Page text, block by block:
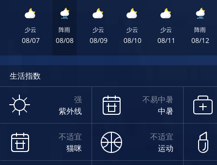
少云
08/07
阵雨
08/08
少云
08/09
少云
08/10
少云
08/11
阵雨
08/12
生活指数
强
紫外线
不易中暑
中暑
不适宜
猫咪
不适宜
运动